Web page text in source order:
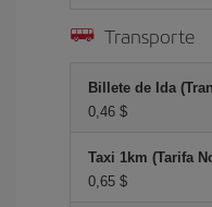
Transporte
Billete de Ida
0,46 $
Taxi 1km (Tarifa
0,65 $